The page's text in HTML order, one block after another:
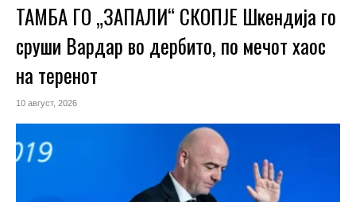
ТАМБА ГО „ЗАПАЛИ“ СКОПЈЕ Шкендија го
сруши Вардар во дербито, по мечот хаос
на теренот
10 август, 2026